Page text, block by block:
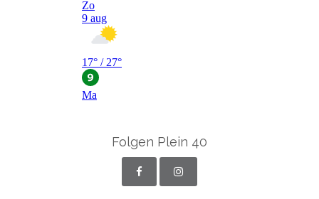
Folgen Plein 40